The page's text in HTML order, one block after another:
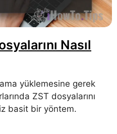
Nasıl
yüklemesine gerek
ZST dosyalarını
basit bir yöntem.